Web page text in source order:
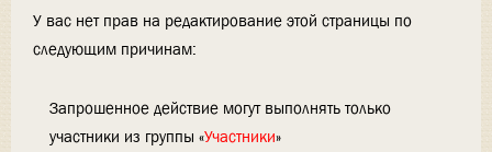
У вас нет прав на редактирование этой страницы по
следующим причинам:
Запрошенное действие могут выполнять только
участники из группы «Участники»